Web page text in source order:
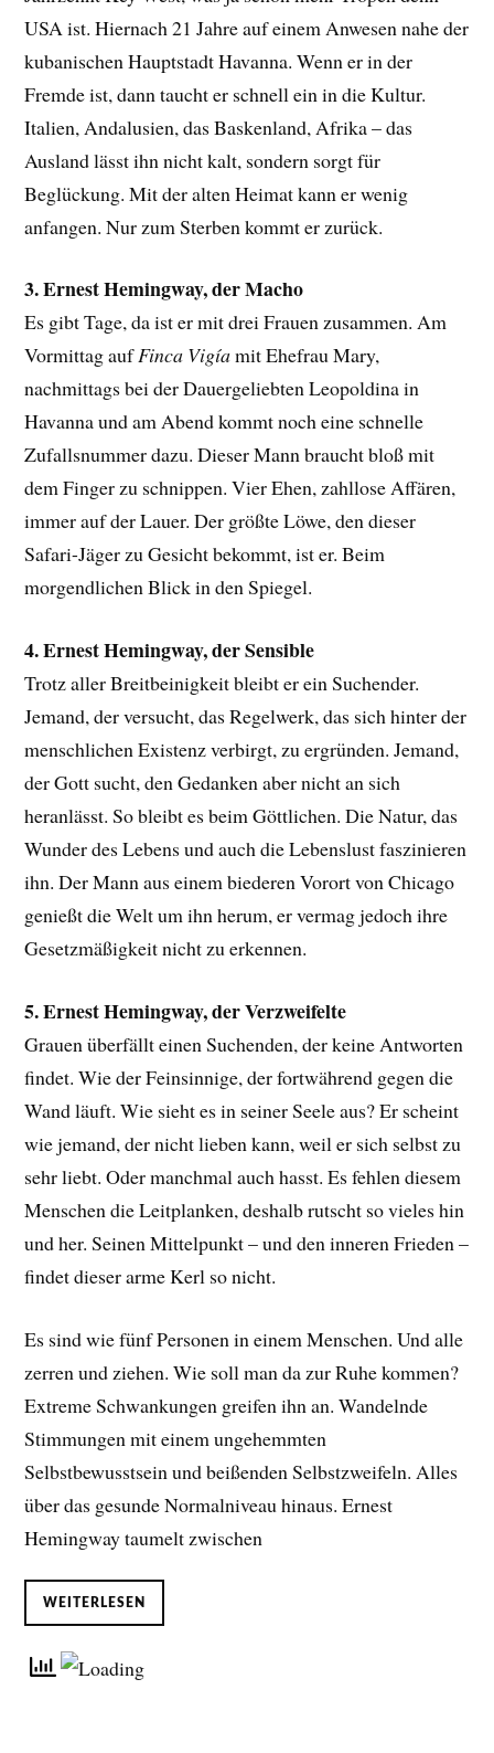
USA ist. Hiernach 21 Jahre auf einem Anwesen nahe der
kubanischen Hauptstadt Havanna. Wenn er in der
Fremde ist, dann taucht er schnell ein in die Kultur.
Italien, Andalusien, das Baskenland, Afrika – das
Ausland lässt ihn nicht kalt, sondern sorgt für
Beglückung. Mit der alten Heimat kann er wenig
anfangen. Nur zum Sterben kommt er zurück.
3. Ernest Hemingway, der Macho
Es gibt Tage, da ist er mit drei Frauen zusammen. Am
Vormittag aufFinca Vigíamit Ehefrau Mary,
nachmittags bei der Dauergeliebten Leopoldina in
Havanna und am Abend kommt noch eine schnelle
Zufallsnummer dazu. Dieser Mann braucht bloß mit
dem Finger zu schnippen. Vier Ehen, zahllose Affären,
immer auf der Lauer. Der größte Löwe, den dieser
Safari-Jäger zu Gesicht bekommt, ist er. Beim
morgendlichen Blick in den Spiegel.
4. Ernest Hemingway, der Sensible
Trotz aller Breitbeinigkeit bleibt er ein Suchender.
Jemand, der versucht, das Regelwerk, das sich hinter der
menschlichen Existenz verbirgt, zu ergründen. Jemand,
der Gott sucht, den Gedanken aber nicht an sich
heranlässt. So bleibt es beim Göttlichen. Die Natur, das
Wunder des Lebens und auch die Lebenslust faszinieren
ihn. Der Mann aus einem biederen Vorort von Chicago
genießt die Welt um ihn herum, er vermag jedoch ihre
Gesetzmäßigkeit nicht zu erkennen.
5. Ernest Hemingway, der Verzweifelte
Grauen überfällt einen Suchenden, der keine Antworten
findet. Wie der Feinsinnige, der fortwährend gegen die
Wand läuft. Wie sieht es in seiner Seele aus? Er scheint
wie jemand, der nicht lieben kann, weil er sich selbst zu
sehr liebt. Oder manchmal auch hasst. Es fehlen diesem
Menschen die Leitplanken, deshalb rutscht so vieles hin
und her. Seinen Mittelpunkt – und den inneren Frieden –
findet dieser arme Kerl so nicht.
Es sind wie fünf Personen in einem Menschen. Und alle
zerren und ziehen. Wie soll man da zur Ruhe kommen?
Extreme Schwankungen greifen ihn an. Wandelnde
Stimmungen mit einem ungehemmten
Selbstbewusstsein und beißenden Selbstzweifeln. Alles
über das gesunde Normalniveau hinaus. Ernest
Hemingway taumelt zwischen
WEITERLESEN